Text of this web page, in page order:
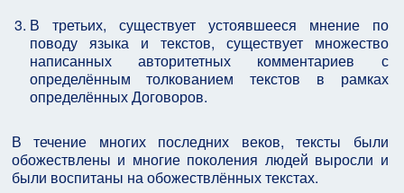
В третьих, существует устоявшееся мнение по
поводу языка и текстов, существует множество
написанных авторитетных комментариев с
определённым толкованием текстов в рамках
определённых Договоров.
В течение многих последних веков, тексты были
обожествлены и многие поколения людей выросли и
были воспитаны на обожествлённых текстах.